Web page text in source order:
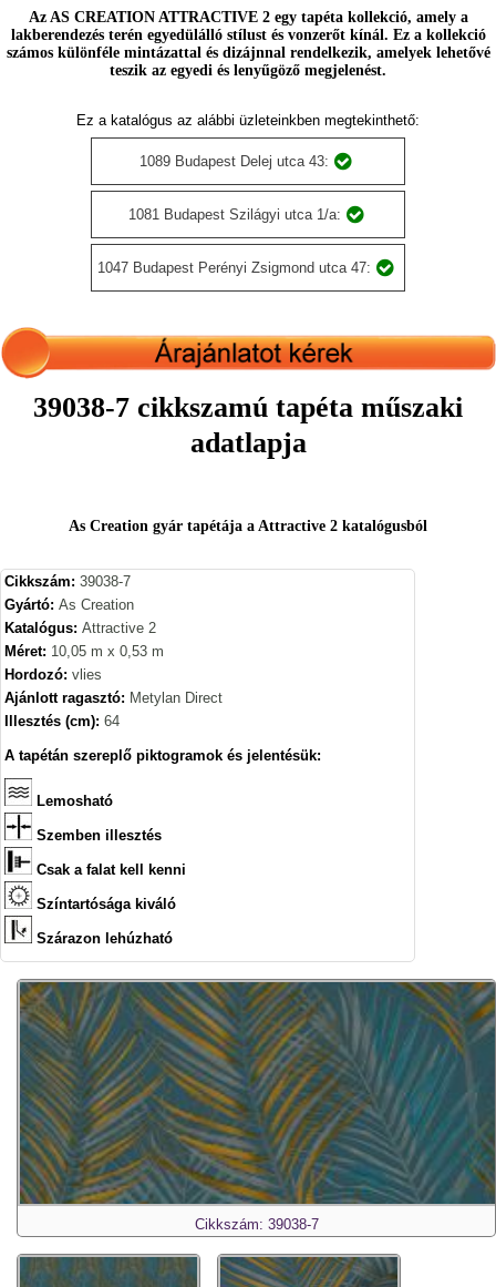
Az AS CREATION ATTRACTIVE 2 egy tapéta kollekció, amely a
lakberendezés terén egyedülálló stílust és vonzerőt kínál. Ez a kollekció
számos különféle mintázattal és dizájnnal rendelkezik, amelyek lehetővé
teszik az egyedi és lenyűgöző megjelenést.
Ez a katalógus az alábbi üzleteinkben megtekinthető:
1089 Budapest Delej utca 43:
1081 Budapest Szilágyi utca 1/a:
1047 Budapest Perényi Zsigmond utca 47:
39038-7 cikkszamú tapéta műszaki
adatlapja
As Creation gyár tapétája a Attractive 2 katalógusból
Cikkszám: 39038-7
Gyártó: As Creation
Katalógus: Attractive 2
Méret: 10,05 m x 0,53 m
Hordozó: vlies
Ajánlott ragasztó: Metylan Direct
Illesztés (cm): 64
A tapétán szereplő piktogramok és jelentésük:
Lemosható
Szemben illesztés
Csak a falat kell kenni
Színtartósága kiváló
Szárazon lehúzható
Cikkszám: 39038-7